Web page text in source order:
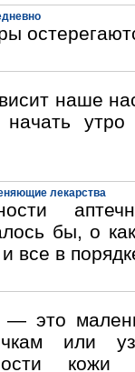
наше
утро
лекарства
бы, о
все в
— это
или
кожи